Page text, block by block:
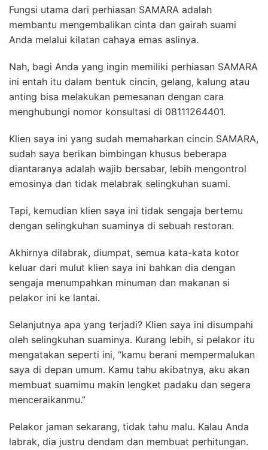
Fungsi utama dari perhiasan SAMARA adalah
membantu mengembalikan cinta dan gairah suami
Anda melalui kilatan cahaya emas aslinya.
Nah, bagi Anda yang ingin memiliki perhiasan SAMARA
ini entah itu dalam bentuk cincin, gelang, kalung atau
anting bisa melakukan pemesanan dengan cara
menghubungi nomor konsultasi di 08111264401.
Klien saya ini yang sudah memaharkan cincin SAMARA,
sudah saya berikan bimbingan khusus beberapa
diantaranya adalah wajib bersabar, lebih mengontrol
emosinya dan tidak melabrak selingkuhan suami.
Tapi, kemudian klien saya ini tidak sengaja bertemu
dengan selingkuhan suaminya di sebuah restoran.
Akhirnya dilabrak, diumpat, semua kata-kata kotor
keluar dari mulut klien saya ini bahkan dia dengan
sengaja menumpahkan minuman dan makanan si
pelakor ini ke lantai.
Selanjutnya apa yang terjadi? Klien saya ini disumpahi
oleh selingkuhan suaminya. Kurang lebih, si pelakor itu
mengatakan seperti ini, “kamu berani mempermalukan
saya di depan umum. Kamu tahu akibatnya, aku akan
membuat suamimu makin lengket padaku dan segera
menceraikanmu.”
Pelakor jaman sekarang, tidak tahu malu. Kalau Anda
labrak, dia justru dendam dan membuat perhitungan.